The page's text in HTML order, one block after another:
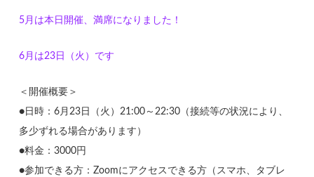
5月は本日開催、満席になりました！
6月は23日（火）です
＜開催概要＞
●日時：6月23日（火）21:00～22:30（接続等の状況により、
多少ずれる場合があります）
●料金：3000円
●参加できる方：Zoomにアクセスできる方（スマホ、タブレ